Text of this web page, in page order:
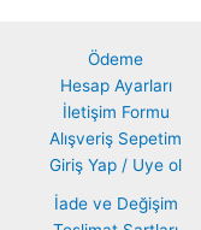
Ödeme
Hesap Ayarları
İletişim Formu
Alışveriş Sepetim
Giriş Yap / Uye ol
İade ve Değişim